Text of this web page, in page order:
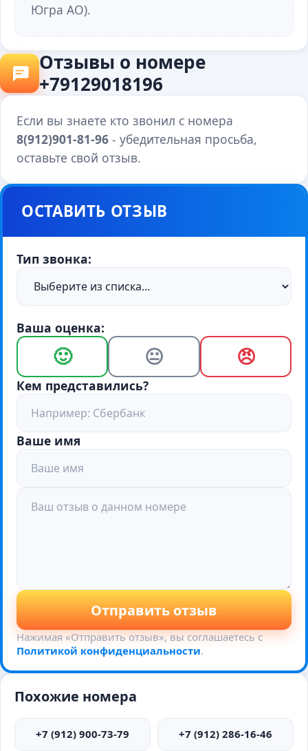
Югра АО).
Отзывы о номере
+79129018196
Если вы знаете кто звонил с номера
8(912)901-81-96- убедительная просьба,
оставьте свой отзыв.
ОСТАВИТЬ ОТЗЫВ
Тип звонка:
Ваша оценка:
🙂 😐 😠
Кем представились?
Ваше имя
Отправить отзыв
Нажимая «Отправить отзыв», вы соглашаетесь с
Политикой конфиденциальности.
Похожие номера
+7 (912) 900-73-79 +7 (912) 286-16-46